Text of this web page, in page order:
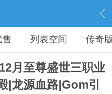
免费下载 › 内容
售 列表空间 传奇
月至尊盛世三职业
|龙源血路|Gom引